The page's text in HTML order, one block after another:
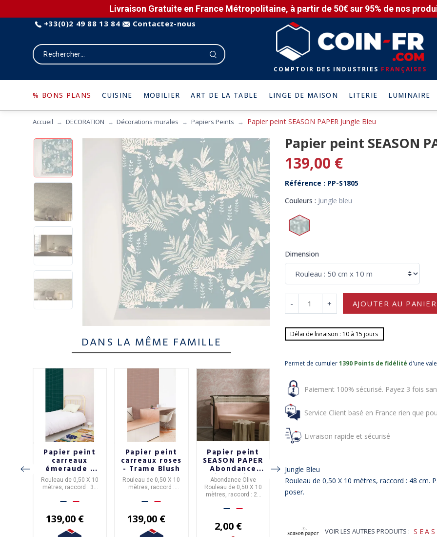
Livraison Gratuite en France Métropolitaine, à partir de 50€ sur 95% de nos
+33(0)2 49 88 13 84 Contactez-nous
COMPTOIR DES INDUSTRIES FRANÇAISES
% BONS PLANS CUISINE MOBILIER ART DE LA TABLE LINGE DE MAISON LITERIE LUMINAIRE
Accueil DECORATION Décorations murales Papiers Peints Papier peint SEASON PAPER Jungle Bleu
DANS LA MÊME FAMILLE
Papier peint
carreaux
émeraude -
Trame
Émeraude
Rouleau de 0,50 X 10
mètres, raccord : 30
grammes facile à
139,00 €
Papier peint
carreaux roses
- Trame Blush
Rouleau de 0,50 X 10
mètres, raccord :
150 grammes facile à
139,00 €
Papier peint
SEASON PAPER
Abondance
Olive feuilles
tropicales
Abondance Olive
Rouleau de 0,50 X 10
mètres, raccord : 23
grammes facile à
2,00 €
Animalia Bleu
Trois coloris. Rouleau
raccord : 66 et 51 cm.
Rouleau de 0,50 X 10
Papier peint SEASON
139,00 €
Référence : PP-S1805
Couleurs : Jungle bleu
Dimension
- + AJOUTER AU PANIER
Délai de livraison : 10 à 15 jours
Permet de cumuler1390 Points de fidélité d'une
Paiement 100% sécurisé. Payez 3 fois
Service Client basé en France rien que
Livraison rapide et sécurisé
Jungle Bleu
Rouleau de 0,50 X 10 mètres, raccord : 48 cm.
poser.
VOIR LES AUTRES PRODUITS :